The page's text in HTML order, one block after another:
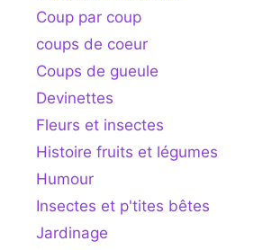
Coup par coup
coups de coeur
Coups de gueule
Devinettes
Fleurs et insectes
Histoire fruits et légumes
Humour
Insectes et p'tites bêtes
Jardinage